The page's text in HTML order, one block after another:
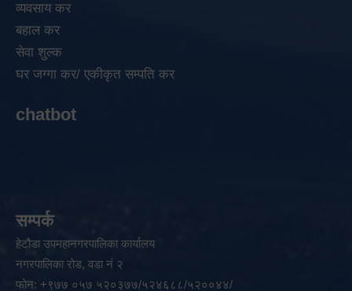
व्यवसाय कर
बहाल कर
सेवा शुल्क
घर जग्गा कर/ एकीकृत सम्पति कर
chatbot
सम्पर्क
हेटौडा उपमहानगरपालिका कार्यालय
नगरपालिका रोड, वडा नं २
फोन: +९७७ ०५७ ५२०३७७/५२४६८८/५२००४४/